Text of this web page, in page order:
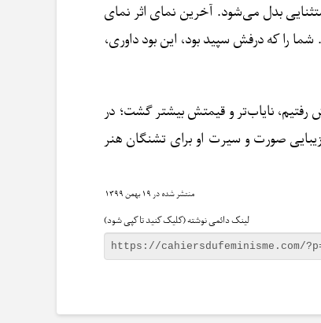
بدل می‌شود. آخرین نمای اثر نمای
را که درفش سپید بود، این بود داوری،
نایاب‌تر و قیمتش بیشتر گشت؛ در
صورت و سیرت او برای تشنگان هنر
۱۹ بهمن ۱۳۹۹
لینک دائمی نوشته (کلیک کنید تا کپی شود)